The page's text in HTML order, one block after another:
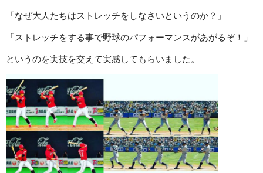
「なぜ大人たちはストレッチをしなさいというのか？」
「ストレッチをする事で野球のパフォーマンスがあがるぞ！」
というのを実技を交えて実感してもらいました。